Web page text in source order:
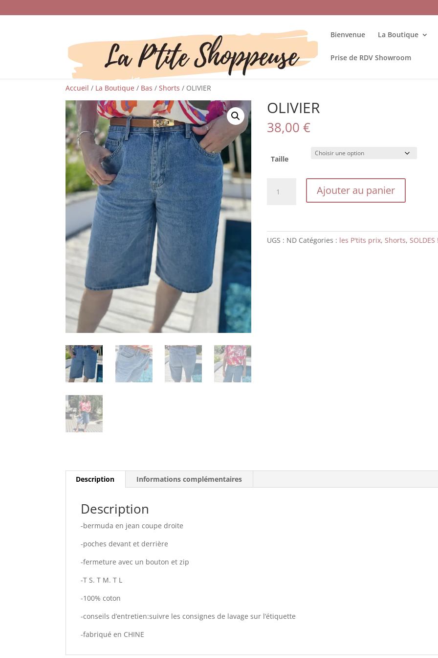
Bienvenue La Boutique
Prise de RDV Showroom
Accueil / La Boutique / Bas /Shorts / OLIVIER
OLIVIER
38,00€
Taille
Ajouter au panier
UGS : ND Catégories : les P'tits prix,Shorts,SOLDES
Description Informations complémentaires
Description
-bermuda en jean coupe droite
-poches devant et derrière
-fermeture avec un bouton et zip
-T S. T M. T L
-100% coton
-conseils d’entretien:suivre les consignes de lavage sur l’étiquette
-fabriqué en CHINE